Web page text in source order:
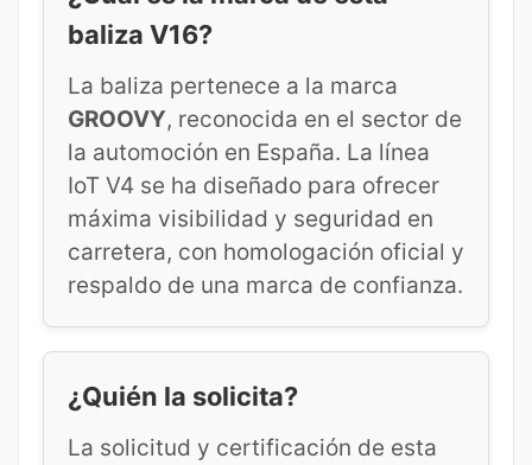
baliza V16?
La baliza pertenece a la marca
GROOVY, reconocida en el sector de
la automoción en España. La línea
IoT V4 se ha diseñado para ofrecer
máxima visibilidad y seguridad en
carretera, con homologación oficial y
respaldo de una marca de confianza.
¿Quién la solicita?
La solicitud y certificación de esta